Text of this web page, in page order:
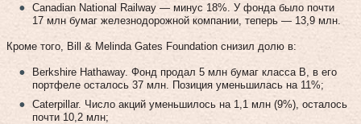
Canadian National Railway — минус 18%. У фонда было почти
17 млн бумаг железнодорожной компании, теперь — 13,9 млн.
Кроме того, Bill & Melinda Gates Foundation снизил долю в:
Berkshire Hathaway. Фонд продал 5 млн бумаг класса B, в его
портфеле осталось 37 млн. Позиция уменьшилась на 11%;
Caterpillar. Число акций уменьшилось на 1,1 млн (9%), осталось
почти 10,2 млн;